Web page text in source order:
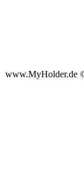
www.MyHolder.de